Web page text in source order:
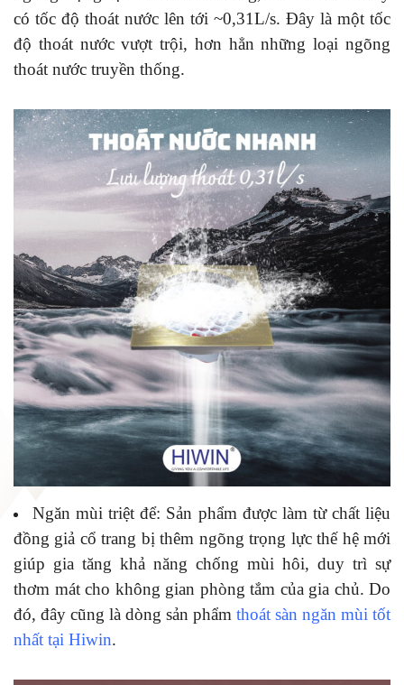
có tốc độ thoát nước lên tới ~0,31L/s. Đây là một tốc
độ thoát nước vượt trội, hơn hẳn những loại ngõng
thoát nước truyền thống.
Ngăn mùi triệt để: Sản phẩm được làm từ chất liệu
đồng giả cổ trang bị thêm ngõng trọng lực thế hệ mới
giúp gia tăng khả năng chống mùi hôi, duy trì sự
thơm mát cho không gian phòng tắm của gia chủ. Do
đó, đây cũng là dòng sản phẩm thoát sàn ngăn mùi tốt
nhất tại Hiwin.